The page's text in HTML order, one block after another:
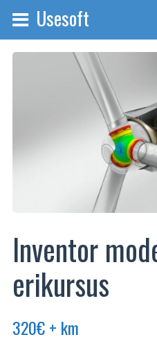
Usesoft
Inventor
erikursus
320€+ km